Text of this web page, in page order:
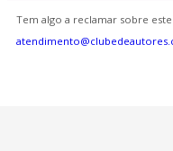
Tem algo a reclamar sobre